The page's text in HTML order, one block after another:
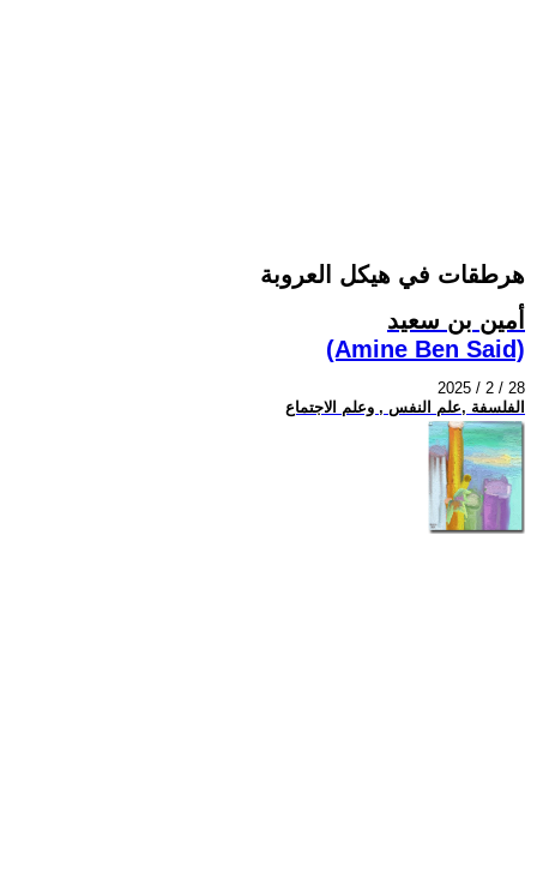
هرطقات في هيكل العروبة
أمين بن سعيد
(Amine Ben Said)
2025 / 2 / 28
الفلسفة ,علم النفس , وعلم الاجتماع